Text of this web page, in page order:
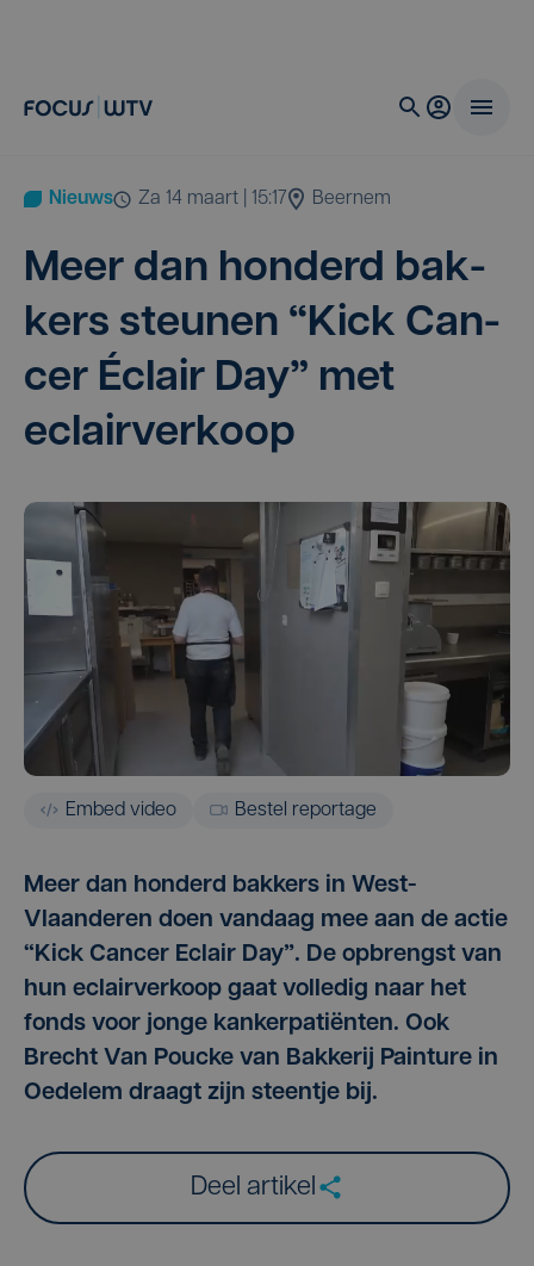
Nieuws za 14 maart | 15:17 Beernem
Meer dan hon­derd bak­
kers steu­nen “Kick Can­
cer Éclair Day” met
eclairverkoop
Embed video Bestel reportage
Meer dan honderd bakkers in West-
Vlaanderen doen vandaag mee aan de actie
“Kick Cancer Eclair Day”. De opbrengst van
hun eclairverkoop gaat volledig naar het
fonds voor jonge kankerpatiënten. Ook
Brecht Van Poucke van Bakkerij Painture in
Oedelem draagt zijn steentje bij.
Deel artikel